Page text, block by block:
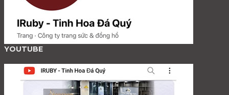
YOUTUBE